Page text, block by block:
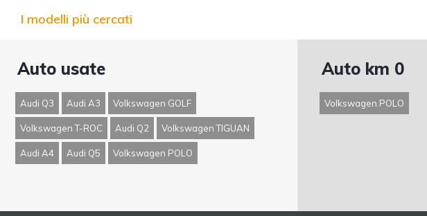
I modelli più cercati
Auto usate
Audi Q3 Audi A3 Volkswagen GOLF
Volkswagen T-ROC Audi Q2 Volkswagen TIGUAN
Audi A4 Audi Q5 Volkswagen POLO
Auto km 0
Volkswagen POLO